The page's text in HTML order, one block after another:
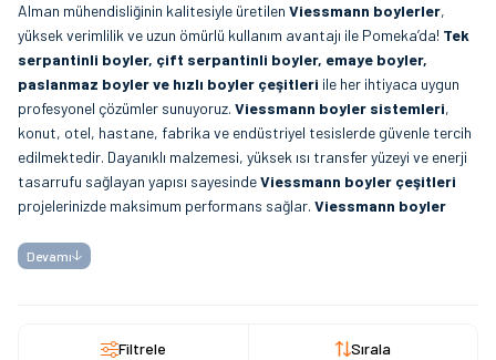
Alman mühendisliğinin kalitesiyle üretilen Viessmann boylerler,
yüksek verimlilik ve uzun ömürlü kullanım avantajı ile Pomeka’da! Tek
serpantinli boyler, çift serpantinli boyler, emaye boyler,
paslanmaz boyler ve hızlı boyler çeşitleri ile her ihtiyaca uygun
profesyonel çözümler sunuyoruz. Viessmann boyler sistemleri,
konut, otel, hastane, fabrika ve endüstriyel tesislerde güvenle tercih
edilmektedir. Dayanıklı malzemesi, yüksek ısı transfer yüzeyi ve enerji
tasarrufu sağlayan yapısı sayesindeViessmann boyler çeşitleri
projelerinizde maksimum performans sağlar. Viessmann boyler
çözümler Pomeka’da!
Devamı
Filtrele Sırala